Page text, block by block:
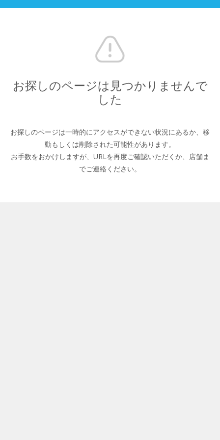
お探しのページは見つかりませんで
した
お探しのページは一時的にアクセスができない状況にあるか、 移
動もしくは削除された可能性があります。
お手数をおかけしますが、URLを再度ご確認いただくか、 店舗ま
でご連絡ください。